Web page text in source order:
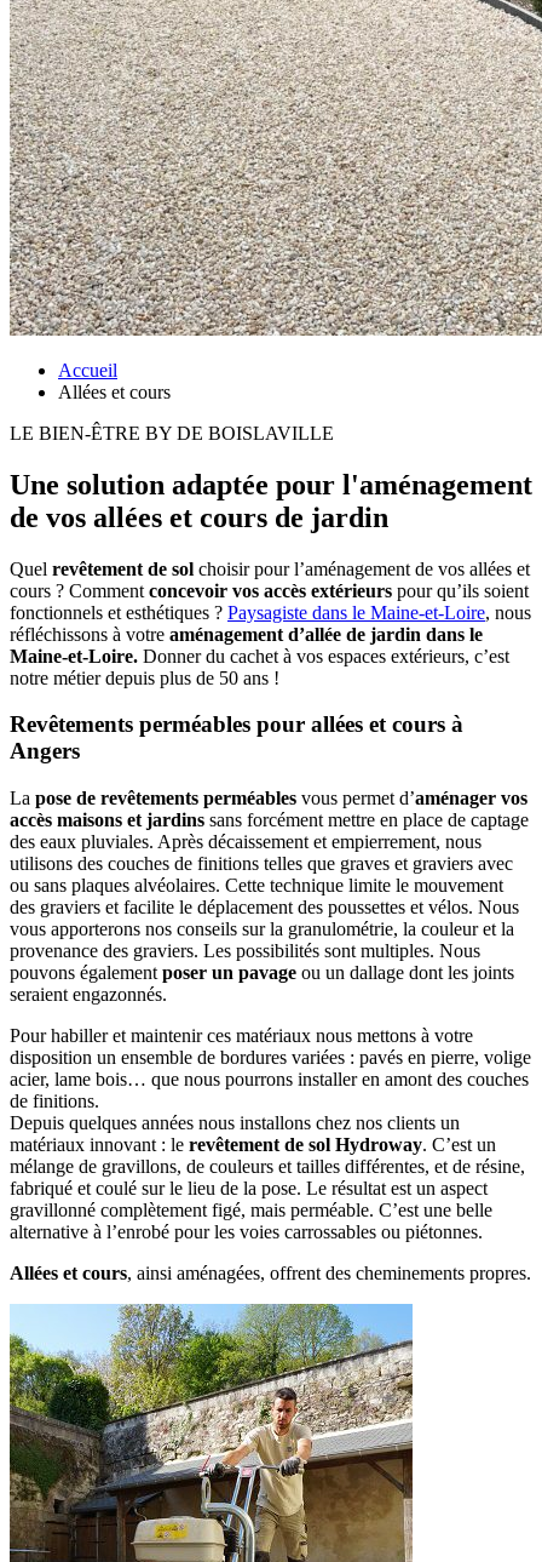
Accueil
Allées et cours
LE BIEN-ÊTRE BY DE BOISLAVILLE
Une solution adaptée pour l'aménagement
de vos allées et cours de jardin
Quel revêtement de sol choisir pour l’aménagement de vos allées et
cours ? Comment concevoir vos accès extérieurs pour qu’ils soient
fonctionnels et esthétiques ? Paysagiste dans le Maine-et-Loire, nous
réfléchissons à votre aménagement d’allée de jardin dans le
Maine-et-Loire. Donner du cachet à vos espaces extérieurs, c’est
notre métier depuis plus de 50 ans !
Revêtements perméables pour allées et cours à
Angers
La pose de revêtements perméables vous permet d’aménager vos
accès maisons et jardins sans forcément mettre en place de captage
des eaux pluviales. Après décaissement et empierrement, nous
utilisons des couches de finitions telles que graves et graviers avec
ou sans plaques alvéolaires. Cette technique limite le mouvement
des graviers et facilite le déplacement des poussettes et vélos. Nous
vous apporterons nos conseils sur la granulométrie, la couleur et la
provenance des graviers. Les possibilités sont multiples. Nous
pouvons également poser un pavage ou un dallage dont les joints
seraient engazonnés.
Pour habiller et maintenir ces matériaux nous mettons à votre
disposition un ensemble de bordures variées : pavés en pierre, volige
acier, lame bois… que nous pourrons installer en amont des couches
de finitions.
Depuis quelques années nous installons chez nos clients un
matériaux innovant : le revêtement de sol Hydroway. C’est un
mélange de gravillons, de couleurs et tailles différentes, et de résine,
fabriqué et coulé sur le lieu de la pose. Le résultat est un aspect
gravillonné complètement figé, mais perméable. C’est une belle
alternative à l’enrobé pour les voies carrossables ou piétonnes.
Allées et cours, ainsi aménagées, offrent des cheminements propres.